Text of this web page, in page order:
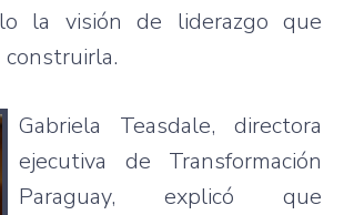
la visión de liderazgo que
Gabriela Teasdale, directora
ejecutiva de Transformación
Paraguay, explicó que